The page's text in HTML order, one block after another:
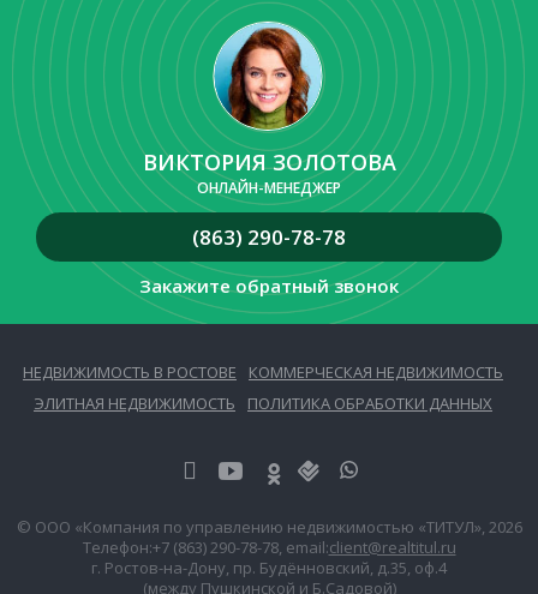
ВИКТОРИЯ ЗОЛОТОВА
ОНЛАЙН-МЕНЕДЖЕР
(863) 290-78-78
Закажите обратный звонок
НЕДВИЖИМОСТЬ В РОСТОВЕ
КОММЕРЧЕСКАЯ НЕДВИЖИМОСТЬ
ЭЛИТНАЯ НЕДВИЖИМОСТЬ
ПОЛИТИКА ОБРАБОТКИ ДАННЫХ
© ООО «Компания по управлению недвижимостью «ТИТУЛ», 2026
Телефон:+7 (863) 290-78-78, email:client@realtitul.ru
г. Ростов-на-Дону, пр. Будённовский, д.35, оф.4
(между Пушкинской и Б.Садовой)